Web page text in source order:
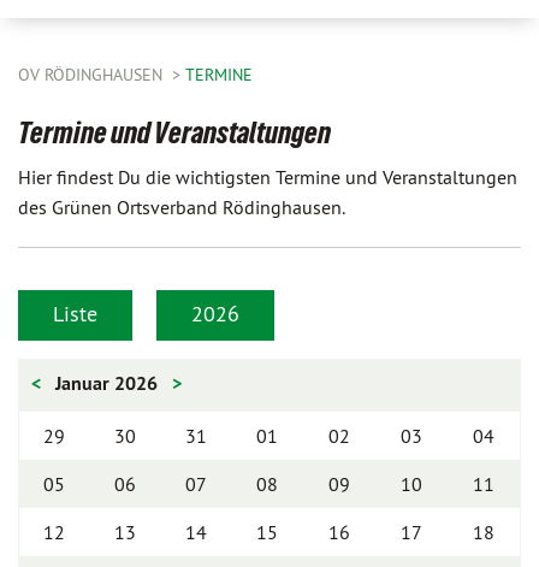
OV RÖDINGHAUSEN TERMINE
Termine und Veranstaltungen
Hier findest Du die wichtigsten Termine und Veranstaltungen
des Grünen Ortsverband Rödinghausen.
Liste 2026
< Januar 2026 >
29 30 31 01 02 03
04
05
06 07 08 09 10
11
12
13 14 15 16 17
18